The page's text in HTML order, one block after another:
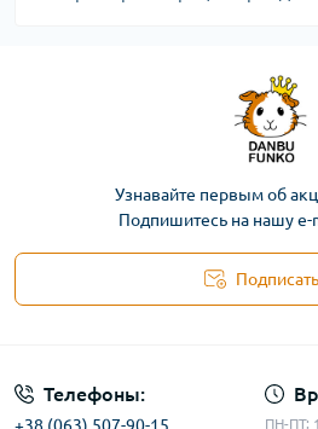
Узнавайте первым об
Подпишитесь на нашу e-
Телефоны:
ПН-ПТ: